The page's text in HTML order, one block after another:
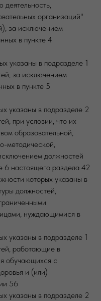
деятельность,
организаций"
за исключением
в пункте 4
указаны в подразделе 1
за исключением
в пункте 5
указаны в подразделе 2
при условии, что их
образовательной,
методической,
должностей
6 настоящего раздела 42
которых указаны в
должностей,
нуждающимися в
указаны в подразделе 1
работающие в
обучающихся с
и (или)
56
указаны в подразделе 2